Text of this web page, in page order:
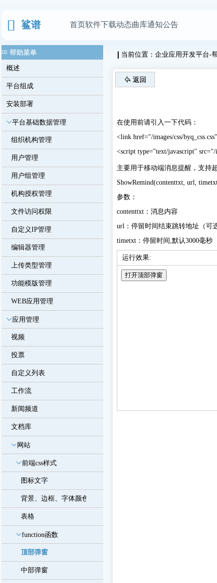
鲨谱 首页软件下载动态曲库通知公告
帮助菜单
概述
平台组成
安装部署
平台基础数据管理
组织机构管理
用户管理
用户组管理
机构授权管理
文件访问权限
自定义IP管理
编辑器管理
上传类型管理
功能模版管理
WEB应用管理
应用管理
视频
投票
自定义列表
工作流
新闻频道
文档库
网站
前端css样式
图标文字
背景、边框、字体颜色
表格
function函数
顶部弹窗
中部弹窗
当前位置： 企业应用开发平台-
返回
在使用前请引入一下代码：
<link href="/images/css/
<script type="text/javascript"
主要用于移动端消息提醒，支持
ShowRemind(contenttxt, url,
参数：
contenttxt：消息内容
url：停留时间结束跳转地址（可
timetxt：停留时间,默认3000毫秒
运行效果: